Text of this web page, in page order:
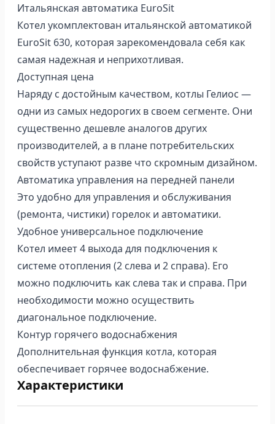
Итальянская автоматика EuroSit
Котел укомплектован итальянской автоматикой
EuroSit 630, которая зарекомендовала себя как
самая надежная и неприхотливая.
Доступная цена
Наряду с достойным качеством, котлы Гелиос —
одни из самых недорогих в своем сегменте. Они
существенно дешевле аналогов других
производителей, а в плане потребительских
свойств уступают разве что скромным дизайном.
Автоматика управления на передней панели
Это удобно для управления и обслуживания
(ремонта, чистики) горелок и автоматики.
Удобное универсальное подключение
Котел имеет 4 выхода для подключения к
системе отопления (2 слева и 2 справа). Его
можно подключить как слева так и справа. При
необходимости можно осуществить
диагональное подключение.
Контур горячего водоснабжения
Дополнительная функция котла, которая
обеспечивает горячее водоснабжение.
Характеристики